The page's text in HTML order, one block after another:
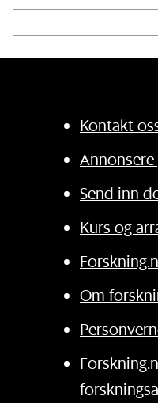
Kontakt
Send inn
Kurs og
Om